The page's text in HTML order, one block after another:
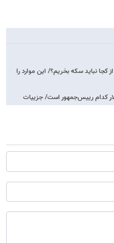
نباید سکه بخریم؟/ این موارد را
کدام رییس‌جمهور است/ جزییات